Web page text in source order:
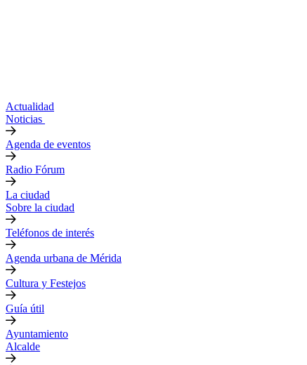
Actualidad
Noticias
Agenda de eventos
Radio Fórum
La ciudad
Sobre la ciudad
Teléfonos de interés
Agenda urbana de Mérida
Cultura y Festejos
Guía útil
Ayuntamiento
Alcalde